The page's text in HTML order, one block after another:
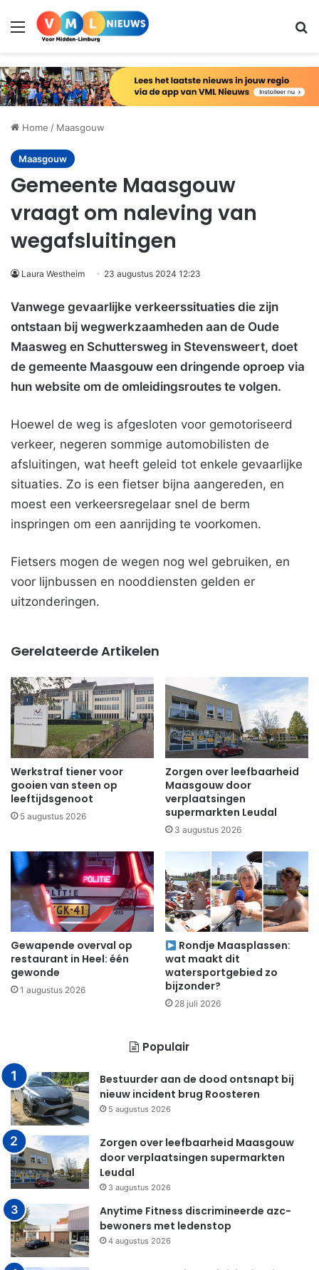
Menu
Home / Maasgouw
Maasgouw
Gemeente Maasgouw
vraagt om naleving van
wegafsluitingen
Laura Westheim 23 augustus 2024 12:23
Vanwege gevaarlijke verkeerssituaties die zijn
ontstaan bij wegwerkzaamheden aan de Oude
Maasweg en Schuttersweg in Stevensweert, doet
de gemeente Maasgouw een dringende oproep via
hun website om de omleidingsroutes te volgen.
Hoewel de weg is afgesloten voor gemotoriseerd
verkeer, negeren sommige automobilisten de
afsluitingen, wat heeft geleid tot enkele gevaarlijke
situaties. Zo is een fietser bijna aangereden, en
moest een verkeersregelaar snel de berm
inspringen om een aanrijding te voorkomen.
Fietsers mogen de wegen nog wel gebruiken, en
voor lijnbussen en nooddiensten gelden er
uitzonderingen.
Gerelateerde Artikelen
Werkstraf tiener voor
gooien van steen op
leeftijdsgenoot
5 augustus 2026
Zorgen over leefbaarheid
Maasgouw door
verplaatsingen
supermarkten Leudal
3 augustus 2026
Gewapende overval op
restaurant in Heel: één
gewonde
1 augustus 2026
Rondje Maasplassen:
wat maakt dit
watersportgebied zo
bijzonder?
28 juli 2026
Populair
Bestuurder aan de dood ontsnapt bij
nieuw incident brug Roosteren
5 augustus 2026
Zorgen over leefbaarheid Maasgouw
door verplaatsingen supermarkten
Leudal
3 augustus 2026
Anytime Fitness discrimineerde azc-
bewoners met ledenstop
4 augustus 2026